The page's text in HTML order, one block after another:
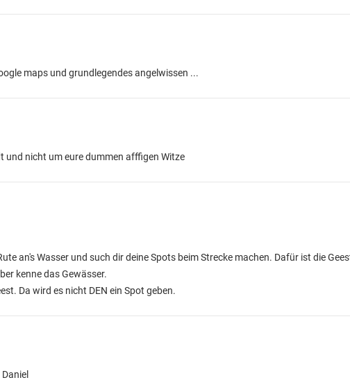
maps und grundlegendes angelwissen ...
und nicht um eure dummen afffigen Witze
an's Wasser und such dir deine Spots beim Strecke machen. Dafür ist die
kenne das Gewässer.
Da wird es nicht DEN ein Spot geben.